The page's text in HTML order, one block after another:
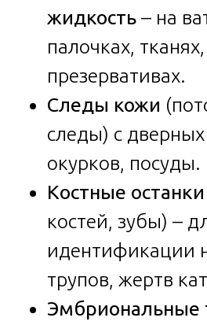
жидкость – на
палочках, тканях,
презервативах.
Следы кожи
следы) с дверных
окурков, посуды.
Костные останки
костей, зубы) –
идентификации
трупов, жертв
Эмбриональные